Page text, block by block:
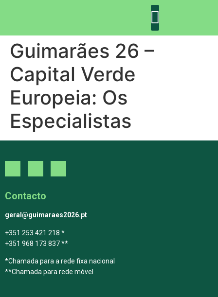
Guimarães 26 –
Capital Verde
Europeia: Os
Especialistas
Contacto
geral@guimaraes2026.pt
+351 253 421 218 *
+351 968 173 837 **
*Chamada para a rede fixa nacional
**Chamada para rede móvel